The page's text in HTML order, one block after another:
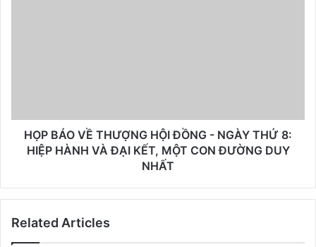
HỌP BÁO VỀ THƯỢNG HỘI ĐỒNG - NGÀY THỨ 8:
HIỆP HÀNH VÀ ĐẠI KẾT, MỘT CON ĐƯỜNG DUY
NHẤT
Related Articles